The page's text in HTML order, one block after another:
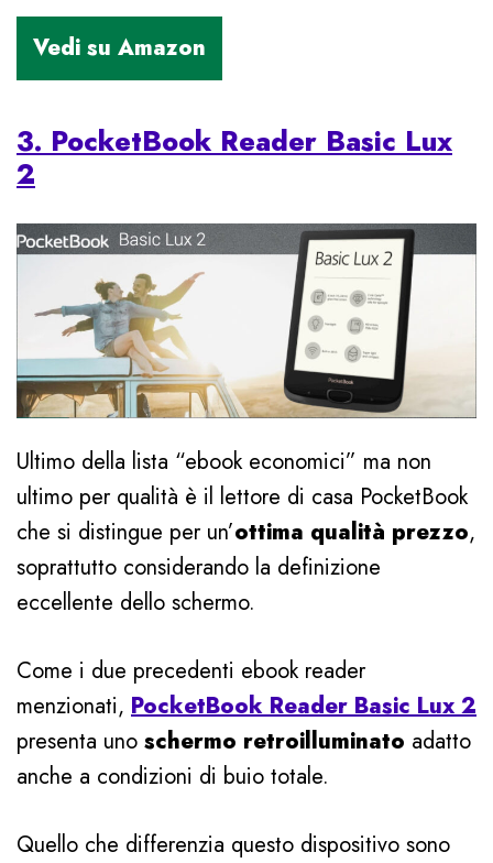
3. PocketBook Reader Basic Lux
2
Ultimo della lista “ebook economici” ma non
ultimo per qualità è il lettore di casa PocketBook
che si distingue per un’ottima qualità prezzo,
soprattutto considerando la definizione
eccellente dello schermo.
Come i due precedenti ebook reader
menzionati, PocketBook Reader Basic Lux 2
presenta uno schermo retroilluminato adatto
anche a condizioni di buio totale.
Quello che differenzia questo dispositivo sono